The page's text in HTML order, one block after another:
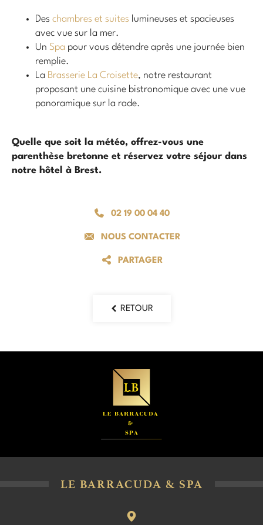
Des chambres et suites lumineuses et spacieuses
avec vue sur la mer.
Un Spa pour vous détendre après une journée bien
remplie.
La Brasserie La Croisette, notre restaurant
proposant une cuisine bistronomique avec une vue
panoramique sur la rade.
Quelle que soit la météo, offrez-vous une
parenthèse bretonne et réservez votre séjour dans
notre hôtel à Brest.
02 19 00 04 40
NOUS CONTACTER
PARTAGER
RETOUR
LE BARRACUDA & SPA